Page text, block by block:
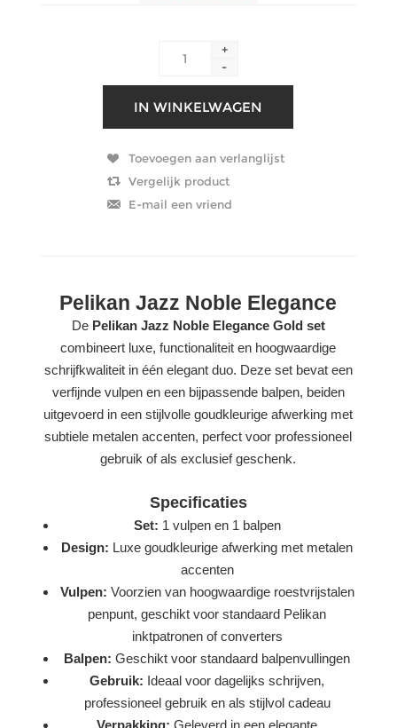
+
-
Pelikan Jazz Noble Elegance
De Pelikan Jazz Noble Elegance Gold set
combineert luxe, functionaliteit en hoogwaardige
schrijfkwaliteit in één elegant duo. Deze set bevat een
verfijnde vulpen en een bijpassende balpen, beiden
uitgevoerd in een stijlvolle goudkleurige afwerking met
subtiele metalen accenten, perfect voor professioneel
gebruik of als exclusief geschenk.
Specificaties
Set: 1 vulpen en 1 balpen
Design: Luxe goudkleurige afwerking met metalen
accenten
Vulpen: Voorzien van hoogwaardige roestvrijstalen
penpunt, geschikt voor standaard Pelikan
inktpatronen of converters
Balpen: Geschikt voor standaard balpenvullingen
Gebruik: Ideaal voor dagelijks schrijven,
professioneel gebruik en als stijlvol cadeau
Verpakking: Geleverd in een elegante